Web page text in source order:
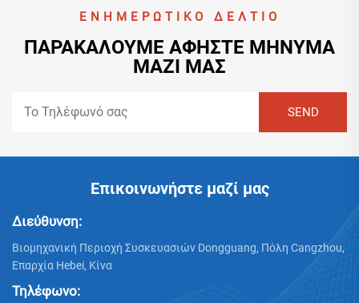
ΕΝΗΜΕΡΩΤΙΚΌ ΔΕΛΤΊΟ
ΠΑΡΑΚΑΛΟΎΜΕ ΑΦΉΣΤΕ ΜΉΝΥΜΑ
ΜΑΖΊ ΜΑΣ
Επικοινωνήστε μαζί μας
Διεύθυνση:
Βιομηχανική Περιοχή Συσκευασιών Dongguang, Πόλη Cangzhou,
Επαρχία Hebei, Κίνα
Τηλέφωνο: